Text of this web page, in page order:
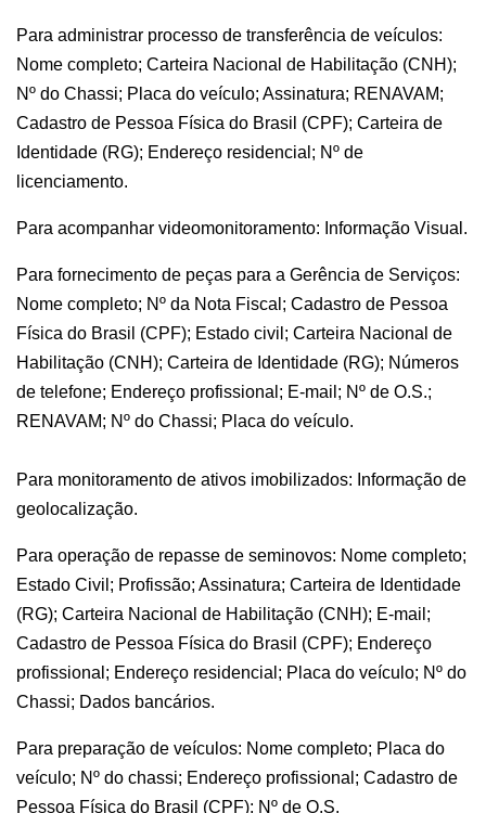
Para administrar processo de transferência de veículos:
Nome completo; Carteira Nacional de Habilitação (CNH);
Nº do Chassi; Placa do veículo; Assinatura; RENAVAM;
Cadastro de Pessoa Física do Brasil (CPF); Carteira de
Identidade (RG); Endereço residencial; Nº de
licenciamento.
Para acompanhar videomonitoramento: Informação Visual.
Para fornecimento de peças para a Gerência de Serviços:
Nome completo; Nº da Nota Fiscal; Cadastro de Pessoa
Física do Brasil (CPF); Estado civil; Carteira Nacional de
Habilitação (CNH); Carteira de Identidade (RG); Números
de telefone; Endereço profissional; E-mail; Nº de O.S.;
RENAVAM; Nº do Chassi; Placa do veículo.
Para monitoramento de ativos imobilizados: Informação de
geolocalização.
Para operação de repasse de seminovos: Nome completo;
Estado Civil; Profissão; Assinatura; Carteira de Identidade
(RG); Carteira Nacional de Habilitação (CNH); E-mail;
Cadastro de Pessoa Física do Brasil (CPF); Endereço
profissional; Endereço residencial; Placa do veículo; Nº do
Chassi; Dados bancários.
Para preparação de veículos: Nome completo; Placa do
veículo; Nº do chassi; Endereço profissional; Cadastro de
Pessoa Física do Brasil (CPF); Nº de O.S.